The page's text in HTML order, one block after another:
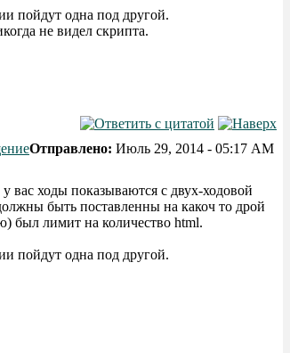
пойдут одна под другой.
не видел скрипта.
Отправлено: Июль 29, 2014 - 05:17 AM
вас ходы показываются с двух-ходовой
быть поставленны на какоч то дрой
был лимит на количество html.
пойдут одна под другой.